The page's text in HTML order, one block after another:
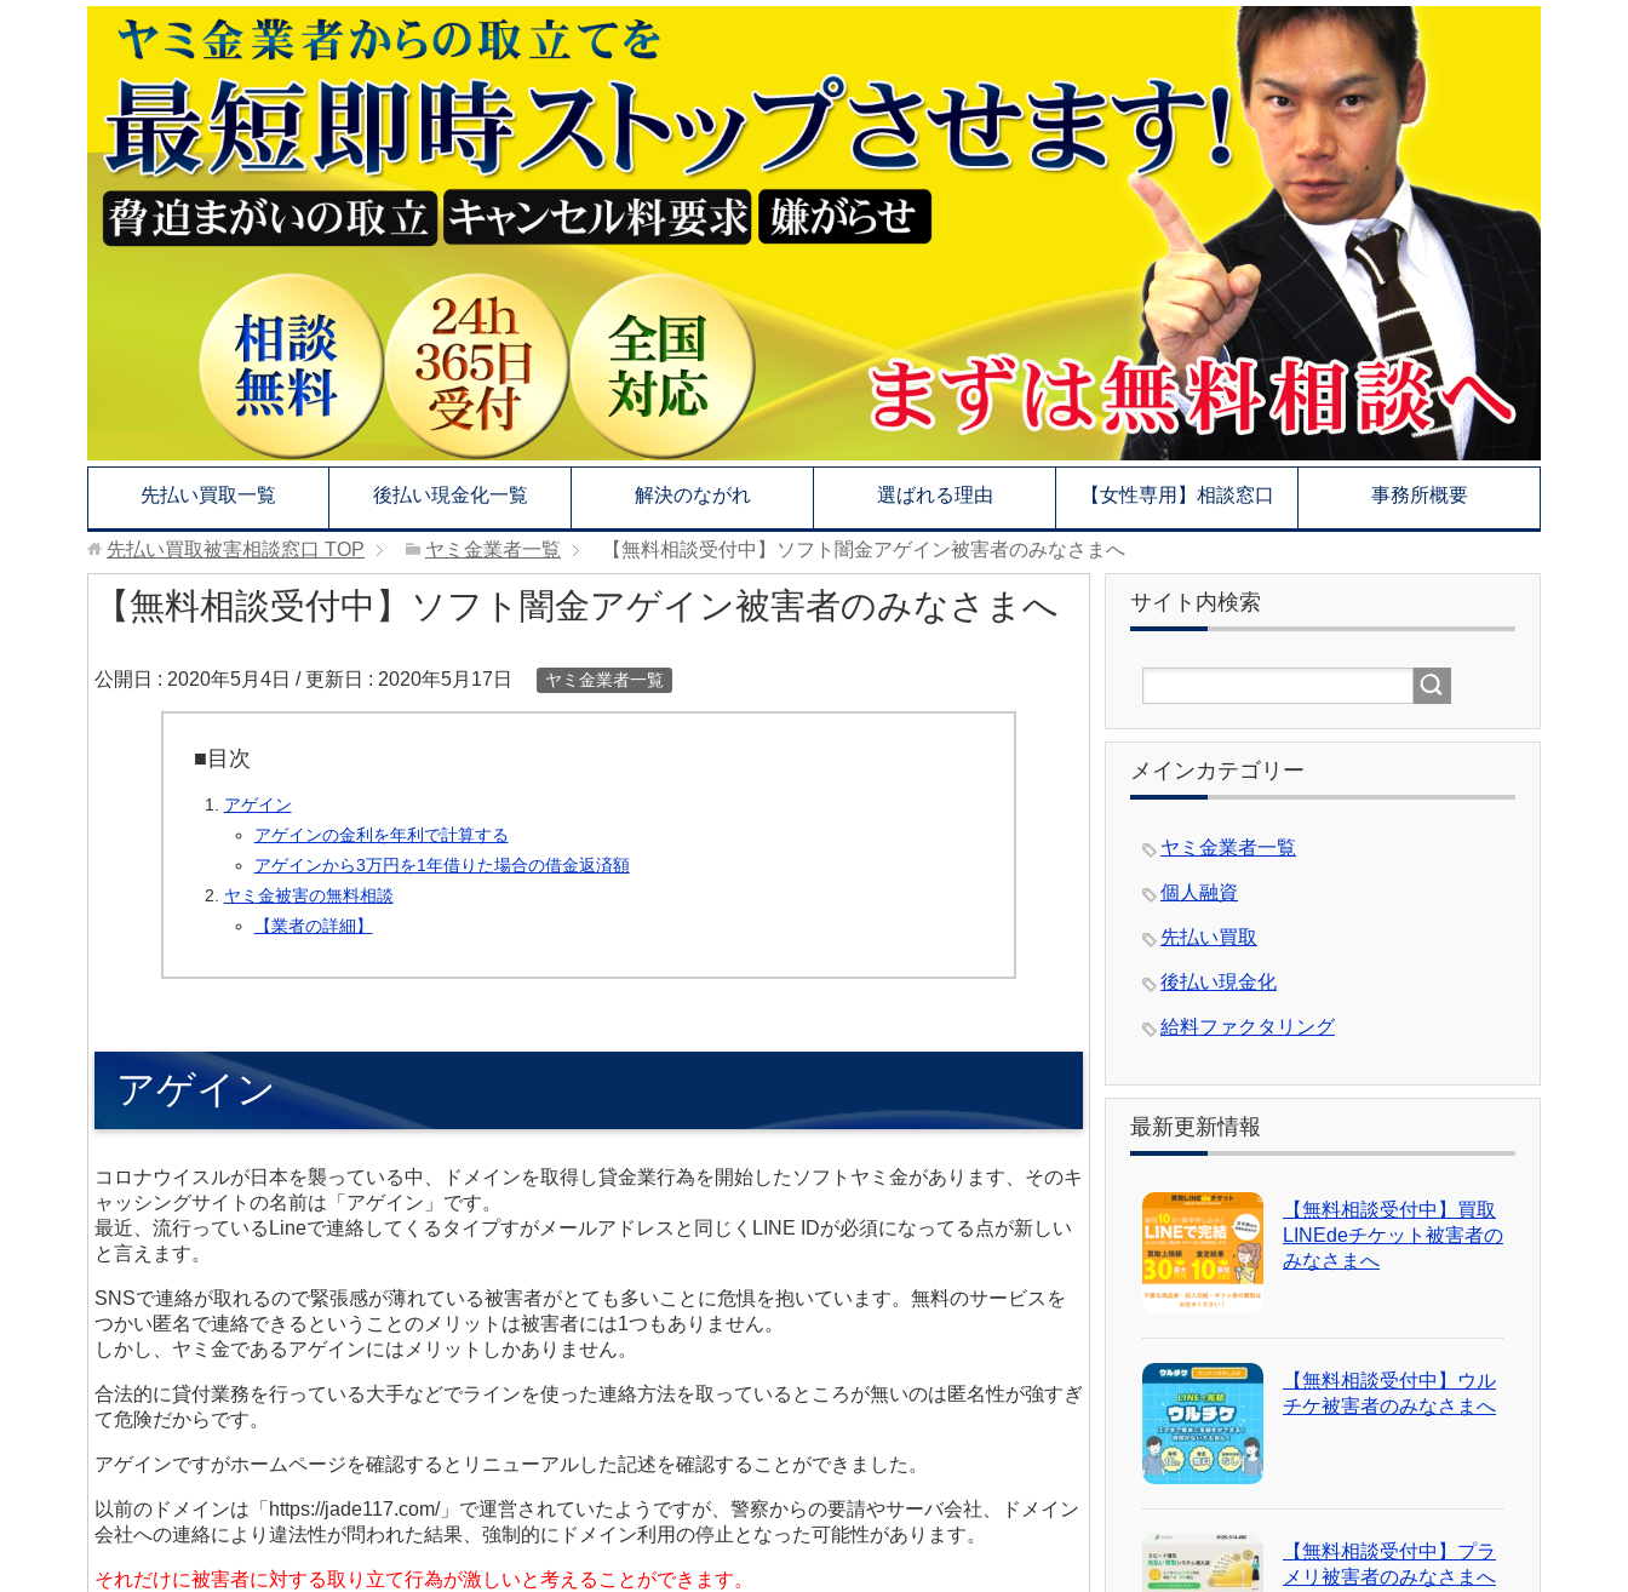
先払い買取一覧 後払い現金化一覧 解決のながれ 選ばれる理由 【女性専用】相談窓口 事務所概要
先払い買取被害相談窓口 TOP ヤミ金業者一覧 【無料相談受付中】ソフト闇金アゲイン被害者のみなさまへ
【無料相談受付中】ソフト闇金アゲイン被害者のみなさまへ
公開日 : 2020年5月4日 / 更新日 : 2020年5月17日 ヤミ金業者一覧
■目次
アゲイン
アゲインの金利を年利で計算する
アゲインから3万円を1年借りた場合の借金返済額
ヤミ金被害の無料相談
【業者の詳細】
アゲイン
コロナウイスルが日本を襲っている中、ドメインを取得し貸金業行為を開始したソフトヤミ金があります、そのキ
ャッシングサイトの名前は「アゲイン」です。
最近、流行っているLineで連絡してくるタイプすがメールアドレスと同じくLINE IDが必須になってる点が新しい
と言えます。
SNSで連絡が取れるので緊張感が薄れている被害者がとても多いことに危惧を抱いています。無料のサービスを
つかい匿名で連絡できるということのメリットは被害者には1つもありません。
しかし、ヤミ金であるアゲインにはメリットしかありません。
合法的に貸付業務を行っている大手などでラインを使った連絡方法を取っているところが無いのは匿名性が強すぎ
て危険だからです。
アゲインですがホームページを確認するとリニューアルした記述を確認することができました。
以前のドメインは「https://jade117.com/」で運営されていたようですが、警察からの要請やサーバ会社、ドメイン
会社への連絡により違法性が問われた結果、強制的にドメイン利用の停止となった可能性があります。
それだけに被害者に対する取り立て行為が激しいと考えることができます。
サイト内検索
メインカテゴリー
ヤミ金業者一覧
個人融資
先払い買取
後払い現金化
給料ファクタリング
最新更新情報
【無料相談受付中】買取
LINEdeチケット被害者の
みなさまへ
【無料相談受付中】ウル
チケ被害者のみなさまへ
【無料相談受付中】プラ
メリ被害者のみなさまへ